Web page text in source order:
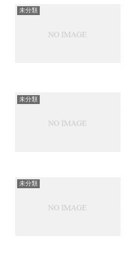
未分類
未分類
未分類